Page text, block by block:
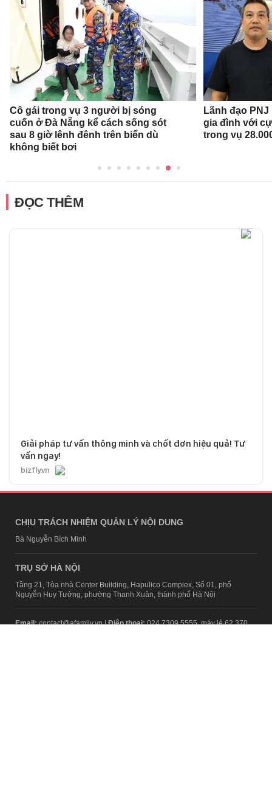
Cô gái trong vụ 3 người bị sóng
cuốn ở Đà Nẵng kể cách sống sót
sau 8 giờ lênh đênh trên biển dù
không biết bơi
Lãnh đạo
gia đình với
trong vụ
ĐỌC THÊM
Giải pháp tư vấn thông minh và chốt đơn hiệu quả! Tư
vấn ngay!
bizfly.vn
CHỊU TRÁCH NHIỆM QUẢN LÝ NỘI DUNG
Bà Nguyễn Bích Minh
TRỤ SỞ HÀ NỘI
Tầng 21, Tòa nhà Center Building, Hapulico Complex, Số 01, phố
Nguyễn Huy Tưởng, phường Thanh Xuân, thành phố Hà Nội
Email:contact@afamily.vn |Điện thoại:024 7309 5555, máy lẻ 62.370